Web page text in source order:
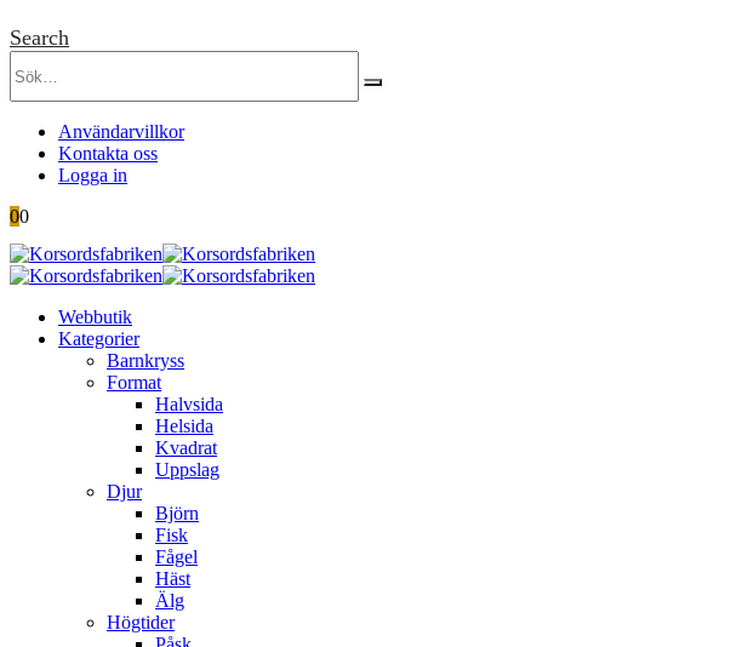
Search
Användarvillkor
Kontakta oss
Logga in
00
Webbutik
Kategorier
Barnkryss
Format
Halvsida
Helsida
Kvadrat
Uppslag
Djur
Björn
Fisk
Fågel
Häst
Älg
Högtider